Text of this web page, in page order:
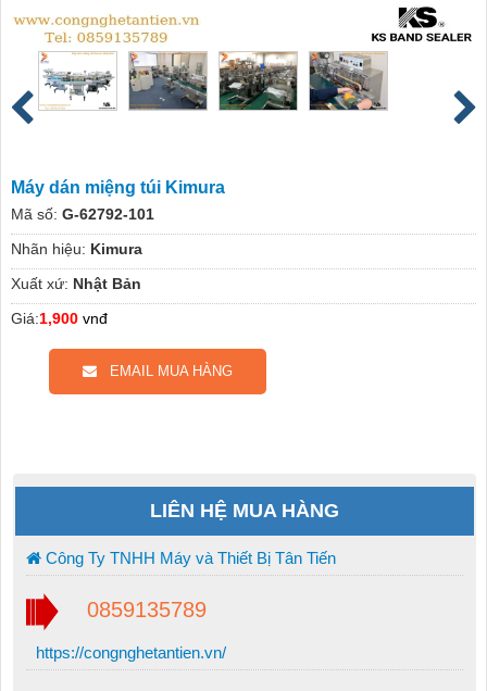
Máy dán miệng túi Kimura
Mã số: G-62792-101
Nhãn hiệu: Kimura
Xuất xứ: Nhật Bản
Giá:1,900 vnđ
EMAIL MUA HÀNG
LIÊN HỆ MUA HÀNG
Công Ty TNHH Máy và Thiết Bị Tân Tiến
0859135789
https://congnghetantien.vn/